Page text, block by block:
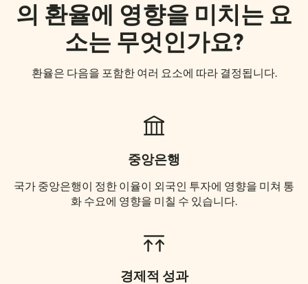
의 환율에 영향을 미치는 요
소는 무엇인가요?
환율은 다음을 포함한 여러 요소에 따라 결정됩니다.
중앙은행
국가 중앙은행이 정한 이율이 외국인 투자에 영향을 미쳐 통
화 수요에 영향을 미칠 수 있습니다.
경제적 성과